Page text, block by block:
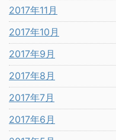
2017年11月
2017年10月
2017年9月
2017年8月
2017年7月
2017年6月